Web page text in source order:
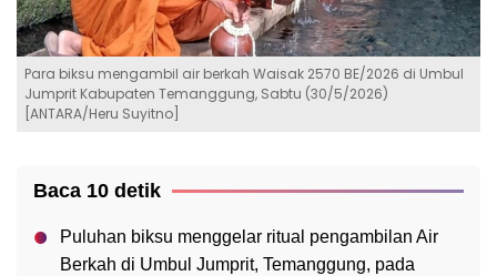
Para biksu mengambil air berkah Waisak 2570 BE/2026 di Umbul
Jumprit Kabupaten Temanggung, Sabtu (30/5/2026)
[ANTARA/Heru Suyitno]
Baca 10 detik
Puluhan biksu menggelar ritual pengambilan Air
Berkah di Umbul Jumprit, Temanggung, pada